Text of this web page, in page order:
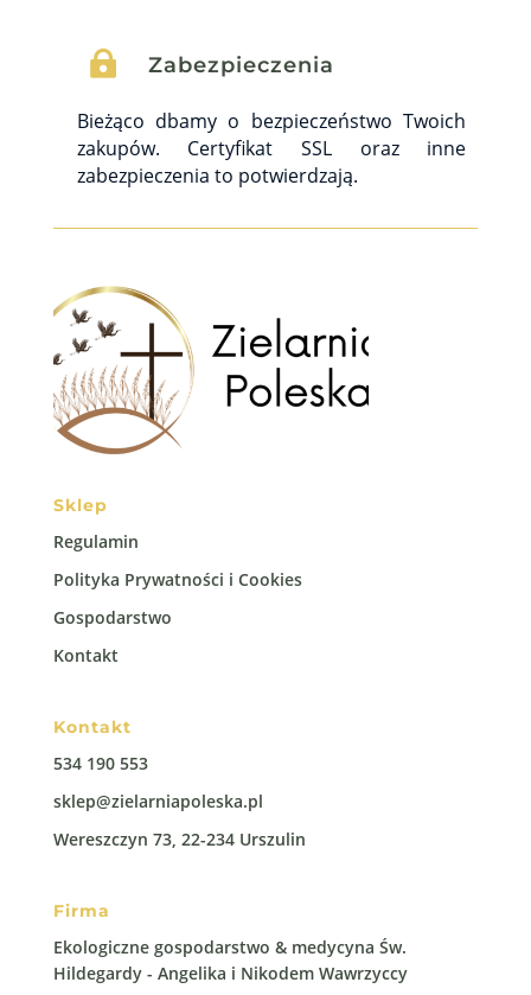
 Zabezpieczenia
Bieżąco dbamy o bezpieczeństwo Twoich
zakupów. Certyfikat SSL oraz inne
zabezpieczenia to potwierdzają.
Sklep
Regulamin
Polityka Prywatności i Cookies
Gospodarstwo
Kontakt
Kontakt
534 190 553
sklep@zielarniapoleska.pl
Wereszczyn 73, 22-234 Urszulin
Firma
Ekologiczne gospodarstwo & medycyna Św.
Hildegardy - Angelika i Nikodem Wawrzyccy